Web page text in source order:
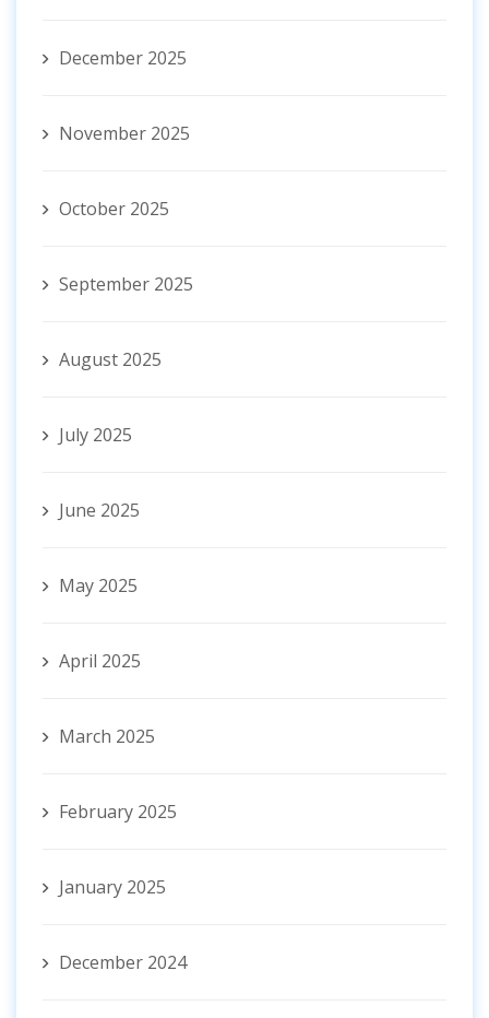
December 2025
November 2025
October 2025
September 2025
August 2025
July 2025
June 2025
May 2025
April 2025
March 2025
February 2025
January 2025
December 2024